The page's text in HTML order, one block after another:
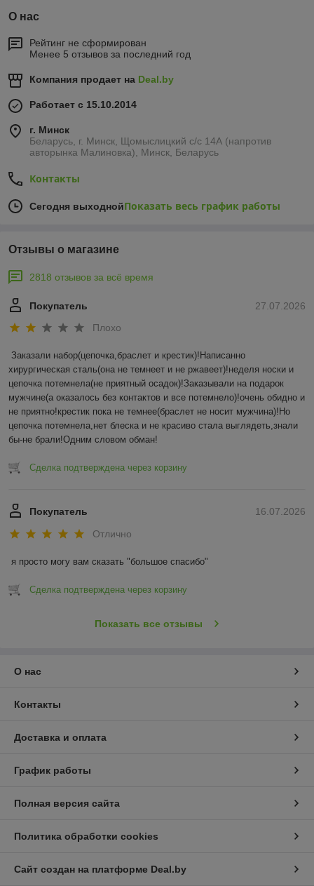
О нас
Рейтинг не сформирован
Менее 5 отзывов за последний год
Компания продает на Deal.by
Работает с 15.10.2014
г. Минск
Беларусь, г. Минск, Щомыслицкий с/с 14А (напротив
авторынка Малиновка), Минск, Беларусь
Контакты
Сегодня выходнойПоказать весь график работы
Отзывы о магазине
2818 отзывов за всё время
27.07.2026
Покупатель
Плохо
Заказали набор(цепочка,браслет и крестик)!Написанно
хирургическая сталь(она не темнеет и не ржавеет)!неделя носки и
цепочка потемнела(не приятный осадок)!Заказывали на подарок
мужчине(а оказалось без контактов и все потемнело)!очень обидно и
не приятно!крестик пока не темнее(браслет не носит мужчина)!Но
цепочка потемнела,нет блеска и не красиво стала выглядеть,знали
бы-не брали!Одним словом обман!
Сделка подтверждена через корзину
16.07.2026
Покупатель
Отлично
я просто могу вам сказать "большое спасибо"
Сделка подтверждена через корзину
Показать все отзывы
О нас
Контакты
Доставка и оплата
График работы
Полная версия сайта
Политика обработки cookies
Сайт создан на платформе Deal.by